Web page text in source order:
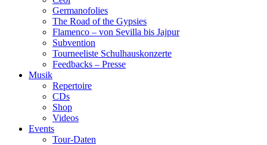
Germanofolies
The Road of the Gypsies
Flamenco – von Sevilla bis Jajpur
Subvention
Tourneeliste Schulhauskonzerte
Feedbacks – Presse
Musik
Repertoire
CDs
Shop
Videos
Events
Tour-Daten